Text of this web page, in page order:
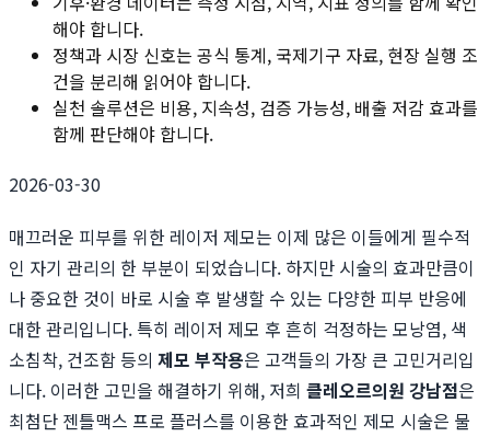
해야 합니다.
정책과 시장 신호는 공식 통계, 국제기구 자료, 현장 실행 조
건을 분리해 읽어야 합니다.
실천 솔루션은 비용, 지속성, 검증 가능성, 배출 저감 효과를
함께 판단해야 합니다.
2026-03-30
매끄러운 피부를 위한 레이저 제모는 이제 많은 이들에게 필수적
인 자기 관리의 한 부분이 되었습니다. 하지만 시술의 효과만큼이
나 중요한 것이 바로 시술 후 발생할 수 있는 다양한 피부 반응에
대한 관리입니다. 특히 레이저 제모 후 흔히 걱정하는 모낭염, 색
소침착, 건조함 등의 제모 부작용은 고객들의 가장 큰 고민거리입
니다. 이러한 고민을 해결하기 위해, 저희 클레오르의원 강남점은
최첨단 젠틀맥스 프로 플러스를 이용한 효과적인 제모 시술은 물